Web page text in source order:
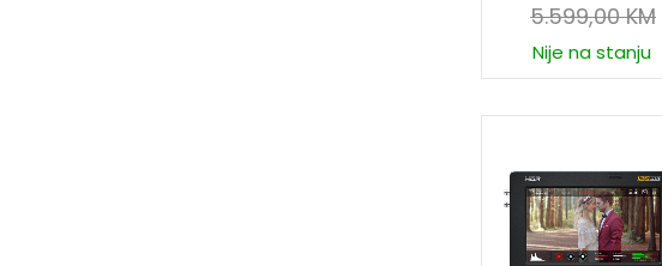
5.599,00KM
Nije na stanju